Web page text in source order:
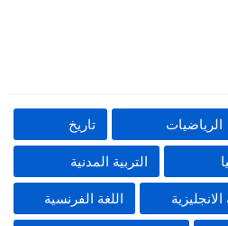
الرياضيات تاريخ
التربية المدنية
الانجليزية اللغة الفرنسية